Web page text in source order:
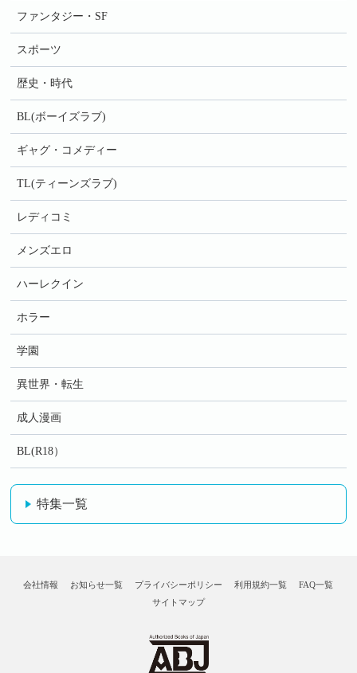
ファンタジー・SF
スポーツ
歴史・時代
BL(ボーイズラブ)
ギャグ・コメディー
TL(ティーンズラブ)
レディコミ
メンズエロ
ハーレクイン
ホラー
学園
異世界・転生
成人漫画
BL(R18）
特集一覧
会社情報 お知らせ一覧 プライバシーポリシー 利用規約一覧
FAQ一覧
サイトマップ